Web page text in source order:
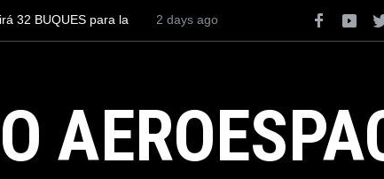
Entrenar a un piloto para volar los nuevos C-130J mexicanos
2 days ago